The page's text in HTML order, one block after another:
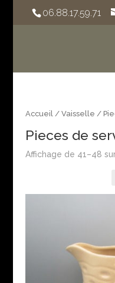
06.88.17.59.71
Accueil/ Vaisselle /
Pieces de
Affichage de 41–48